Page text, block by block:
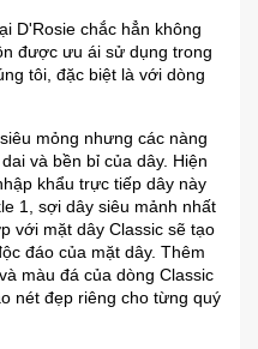
D'Rosie chắc hẳn không
được ưu ái sử dụng trong
tôi, đặc biệt là với dòng
mỏng nhưng các nàng
và bền bỉ của dây. Hiện
khẩu trực tiếp dây này
1, sợi dây siêu mảnh nhất
với mặt dây Classic sẽ tạo
đáo của mặt dây. Thêm
màu đá của dòng Classic
nét đẹp riêng cho từng quý